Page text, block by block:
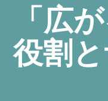
「広
役割と